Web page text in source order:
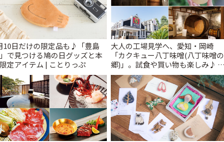
10日だけの限定品も♪「豊島
で見つける鳩の日グッズと本
定アイテム | ことりっぷ
大人の工場見学へ、愛知・岡崎
「カクキュー八丁味噌(八丁味噌の
郷)」。試食や買い物も楽しみ♪ |
ことりっぷ